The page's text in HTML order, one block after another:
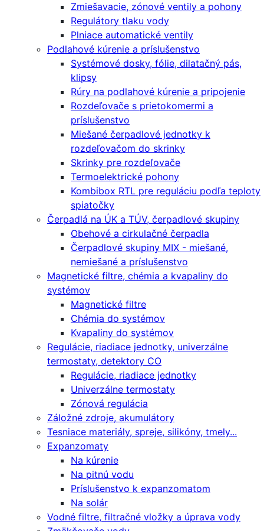
Zmiešavacie, zónové ventily a pohony
Regulátory tlaku vody
Plniace automatické ventily
Podlahové kúrenie a príslušenstvo
Systémové dosky, fólie, dilatačný pás,
klipsy
Rúry na podlahové kúrenie a pripojenie
Rozdeľovače s prietokomermi a
príslušenstvo
Miešané čerpadlové jednotky k
rozdeľovačom do skrinky
Skrinky pre rozdeľovače
Termoelektrické pohony
Kombibox RTL pre reguláciu podľa teploty
spiatočky
Čerpadlá na ÚK a TÚV, čerpadlové skupiny
Obehové a cirkulačné čerpadla
Čerpadlové skupiny MIX - miešané,
nemiešané a príslušenstvo
Magnetické filtre, chémia a kvapaliny do
systémov
Magnetické filtre
Chémia do systémov
Kvapaliny do systémov
Regulácie, riadiace jednotky, univerzálne
termostaty, detektory CO
Regulácie, riadiace jednotky
Univerzálne termostaty
Zónová regulácia
Záložné zdroje, akumulátory
Tesniace materiály, spreje, silikóny, tmely...
Expanzomaty
Na kúrenie
Na pitnú vodu
Príslušenstvo k expanzomatom
Na solár
Vodné filtre, filtračné vložky a úprava vody